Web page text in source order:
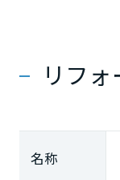
リフ
名称
佐賀県
長崎県